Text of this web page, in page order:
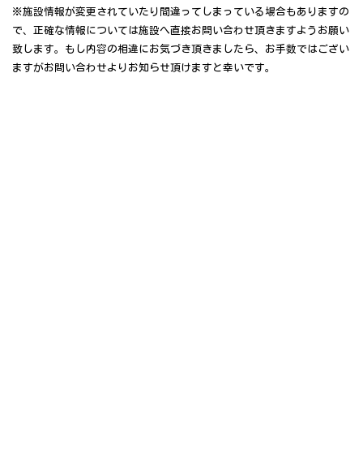
※施設情報が変更されていたり間違ってしまっている場合もありますの
で、正確な情報については施設へ直接お問い合わせ頂きますようお願い
致します。もし内容の相違にお気づき頂きましたら、お手数ではござい
ますがお問い合わせよりお知らせ頂けますと幸いです。